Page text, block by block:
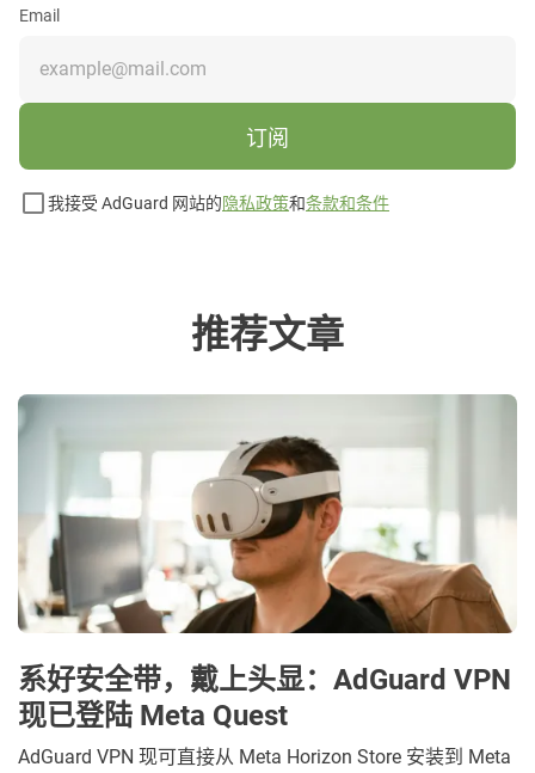
Email
订阅
我接受 AdGuard 网站的隐私政策和条款和条件
推荐文章
系好安全带，戴上头显：AdGuard VPN
现已登陆 Meta Quest
AdGuard VPN 现可直接从 Meta Horizon Store 安装到 Meta